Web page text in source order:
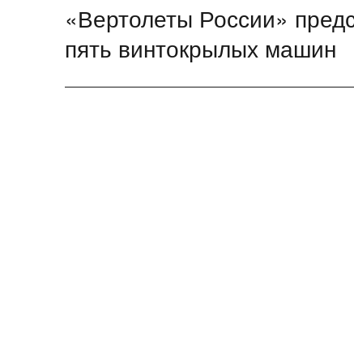
Следующая
запись:
«Вертолеты России»
пять винтокрылых машин